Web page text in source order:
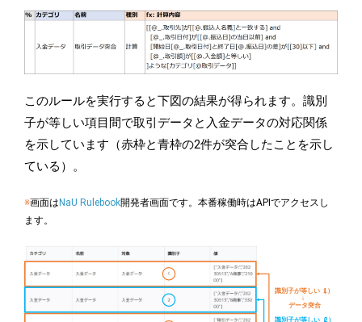
このルールを実行すると下図の結果が得られます。識別
子が等しい項目間で取引データと入金データの対応関係
を示しています（赤枠と青枠の2件が突合したことを示し
ている）。
※画面はNaU Rulebook開発者画面です。本番稼働時はAPIでアクセスし
ます。